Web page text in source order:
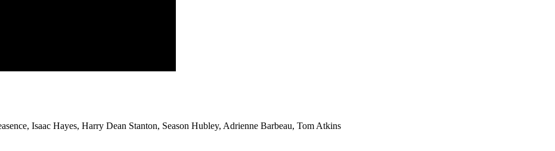
Isaac Hayes, Harry Dean Stanton, Season Hubley, Adrienne Barbeau, Tom Atkins